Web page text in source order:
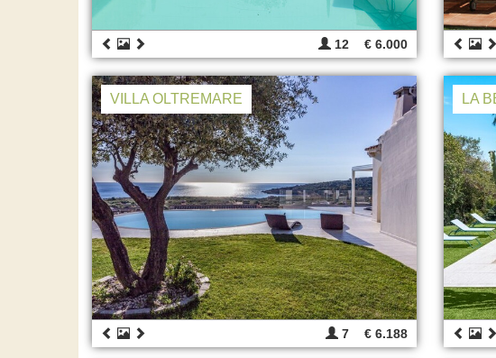
12 € 6.000
VILLA OLTREMARE
7 € 6.188
LA